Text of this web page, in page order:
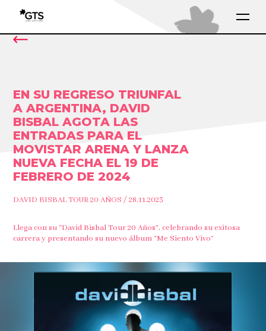
EN SU REGRESO TRIUNFAL
A ARGENTINA, DAVID
BISBAL AGOTA LAS
ENTRADAS PARA EL
MOVISTAR ARENA Y LANZA
NUEVA FECHA EL 19 DE
FEBRERO DE 2024
DAVID BISBAL TOUR 20 AÑOS / 28.11.2023
Llega con su “David Bisbal Tour 20 Años”, celebrando su exitosa
carrera y presentando su nuevo álbum “Me Siento Vivo”